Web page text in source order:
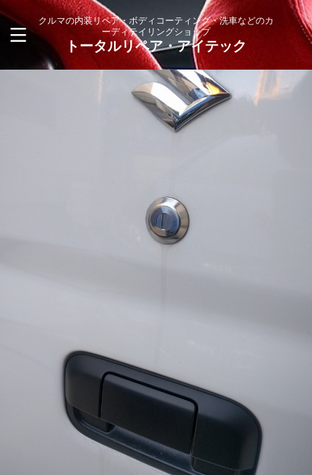
クルマの内装リペア・ボディコーティング・洗車などのカ
ーディテイリングショップ
トータルリペア・アイテック